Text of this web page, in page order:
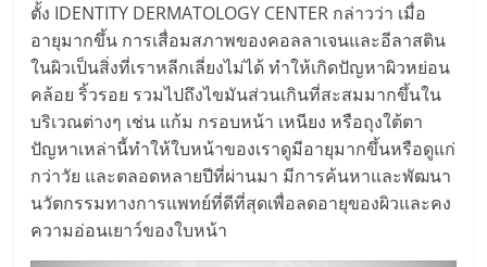
ตั้ง IDENTITY DERMATOLOGY CENTER กล่าวว่า เมื่อ
อายุมากขึ้น การเสื่อมสภาพของคอลลาเจนและอีลาสติน
ในผิวเป็นสิ่งที่เราหลีกเลี่ยงไม่ได้ ทำให้เกิดปัญหาผิวหย่อน
คล้อย ริ้วรอย รวมไปถึงไขมันส่วนเกินที่สะสมมากขึ้นใน
บริเวณต่างๆ เช่น แก้ม กรอบหน้า เหนียง หรือถุงใต้ตา
ปัญหาเหล่านี้ทำให้ใบหน้าของเราดูมีอายุมากขึ้นหรือดูแก่
กว่าวัย และตลอดหลายปีที่ผ่านมา มีการค้นหาและพัฒนา
นวัตกรรมทางการแพทย์ที่ดีที่สุดเพื่อลดอายุของผิวและคง
ความอ่อนเยาว์ของใบหน้า